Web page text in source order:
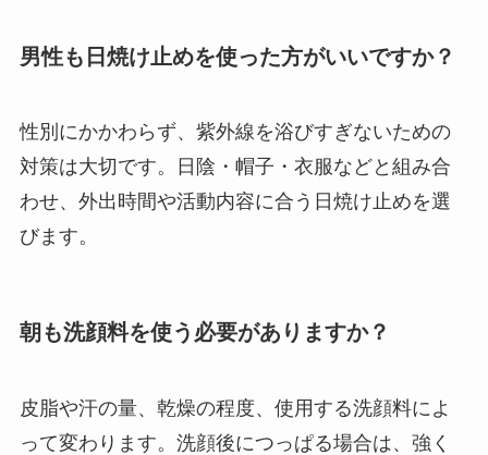
男性も日焼け止めを使った方がいいですか？
性別にかかわらず、紫外線を浴びすぎないための
対策は大切です。日陰・帽子・衣服などと組み合
わせ、外出時間や活動内容に合う日焼け止めを選
びます。
朝も洗顔料を使う必要がありますか？
皮脂や汗の量、乾燥の程度、使用する洗顔料によ
って変わります。洗顔後につっぱる場合は、強く